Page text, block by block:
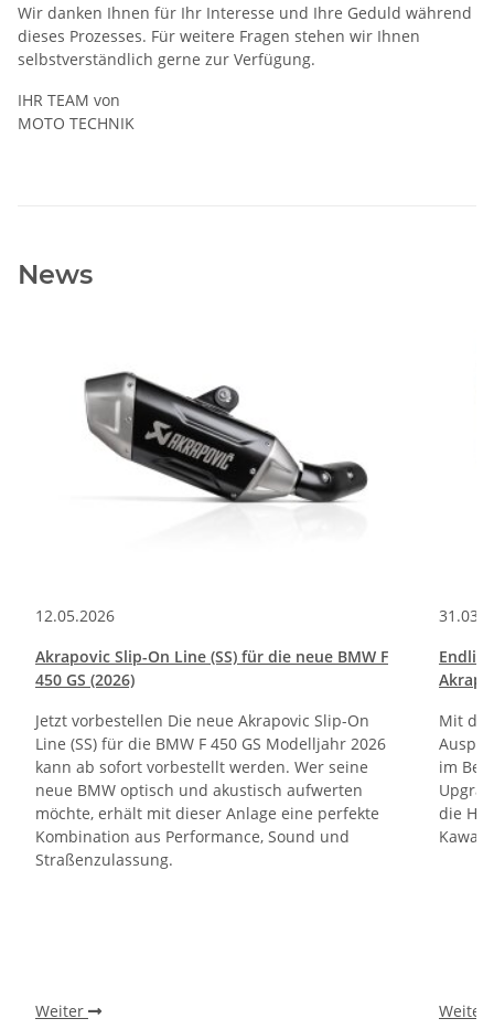
Wir danken Ihnen für Ihr Interesse und Ihre Geduld während
dieses Prozesses. Für weitere Fragen stehen wir Ihnen
selbstverständlich gerne zur Verfügung.
IHR TEAM von
MOTO TECHNIK
News
12.05.2026
Akrapovic Slip-On Line (SS) für die neue BMW F
450 GS (2026)
Jetzt vorbestellen Die neue Akrapovic Slip-On
Line (SS) für die BMW F 450 GS Modelljahr 2026
kann ab sofort vorbestellt werden. Wer seine
neue BMW optisch und akustisch aufwerten
möchte, erhält mit dieser Anlage eine perfekte
Kombination aus Performance, Sound und
Straßenzulassung.
Weiter
Mit
im
die
Weiter